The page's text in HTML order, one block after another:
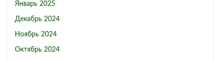
Январь 2025
Декабрь 2024
Ноябрь 2024
Октябрь 2024